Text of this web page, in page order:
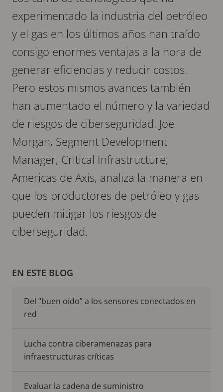
experimentado la industria del petróleo
y el gas en los últimos años han traído
consigo enormes ventajas a la hora de
generar eficiencias y reducir costos.
Pero estos mismos avances también
han aumentado el número y la variedad
de riesgos de ciberseguridad. Joe
Morgan, Segment Development
Manager, Critical Infrastructure,
Americas de Axis, analiza la manera en
que los productores de petróleo y gas
pueden mitigar los riesgos de
ciberseguridad.
EN ESTE BLOG
Del “buen oído” a los sensores conectados en
red
Lucha contra ciberamenazas para
infraestructuras críticas
Evaluar la cadena de suministro